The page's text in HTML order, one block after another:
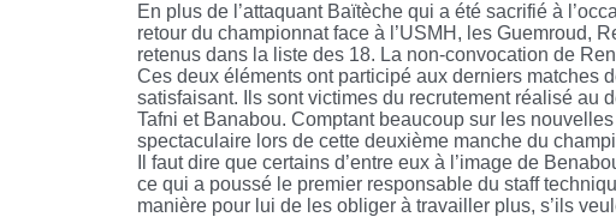
En plus de l’attaquant Baïtèche qui a été sacrifié à
retour du championnat face à l’USMH, les Guemroud,
retenus dans la liste des 18. La non-convocation de
Ces deux éléments ont participé aux derniers matches
satisfaisant. Ils sont victimes du recrutement réalisé au
Tafni et Banabou. Comptant beaucoup sur les
spectaculaire lors de cette deuxième manche du
Il faut dire que certains d’entre eux à l’image de
ce qui a poussé le premier responsable du staff
manière pour lui de les obliger à travailler plus, s’ils